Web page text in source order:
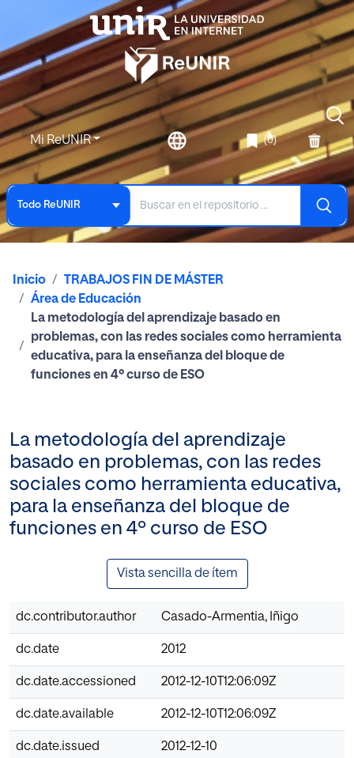
Mi ReUNIR (0)
Todo ReUNIR
Inicio
TRABAJOS FIN DE MÁSTER
Área de Educación
La metodología del aprendizaje basado en
problemas, con las redes sociales como herramienta
educativa, para la enseñanza del bloque de
funciones en 4º curso de ESO
La metodología del aprendizaje
basado en problemas, con las redes
sociales como herramienta educativa,
para la enseñanza del bloque de
funciones en 4º curso de ESO
Vista sencilla de ítem
dc.contributor.author Casado-Armentia, Iñigo
dc.date 2012
dc.date.accessioned 2012-12-10T12:06:09Z
dc.date.available 2012-12-10T12:06:09Z
dc.date.issued 2012-12-10